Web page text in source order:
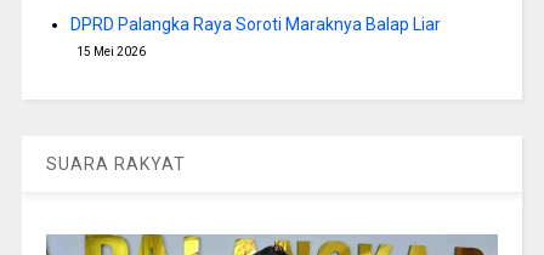
DPRD Palangka Raya Soroti Maraknya Balap Liar
15 Mei 2026
SUARA RAKYAT